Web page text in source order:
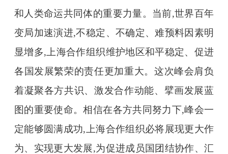
和人类命运共同体的重要力量。当前,世界百年
变局加速演进,不稳定、不确定、难预料因素明
显增多,上海合作组织维护地区和平稳定、促进
各国发展繁荣的责任更加重大。这次峰会肩负
着凝聚各方共识、激发合作动能、擘画发展蓝
图的重要使命。相信在各方共同努力下,峰会一
定能够圆满成功,上海合作组织必将展现更大作
为、实现更大发展,为促进成员国团结协作、汇